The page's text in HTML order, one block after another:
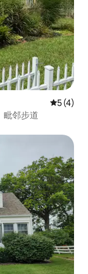
平均评分
5 (4)
毗邻步道